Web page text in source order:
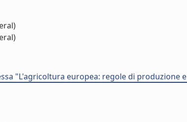
"L'agricoltura europea: regole di produzione e